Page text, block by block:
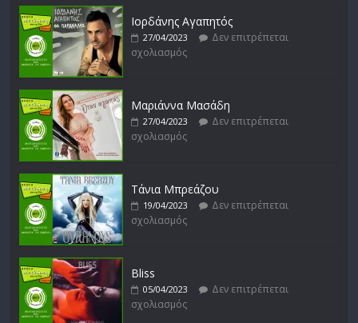
σχολιασμός
σχολιασμός
Ιορδάνης Αγαπητός
27/04/2023
Δεν επιτρέπεται
σχολιασμός
Μαριάννα Μασάδη
27/04/2023
Δεν επιτρέπεται
σχολιασμός
Τάνια Μπρεάζου
19/04/2023
Δεν επιτρέπεται
σχολιασμός
Bliss
05/04/2023
Δεν επιτρέπεται
σχολιασμός